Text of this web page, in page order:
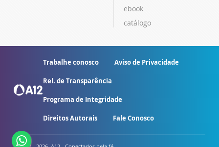
ebook
catálogo
Trabalhe conosco Aviso de Privacidade
Rel. de Transparência
Programa de Integridade
Direitos Autorais Fale Conosco